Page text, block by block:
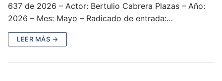
637 de 2026 – Actor: Bertulio Cabrera Plazas – Año:
2026 – Mes: Mayo – Radicado de entrada:…
LEER MÁS →